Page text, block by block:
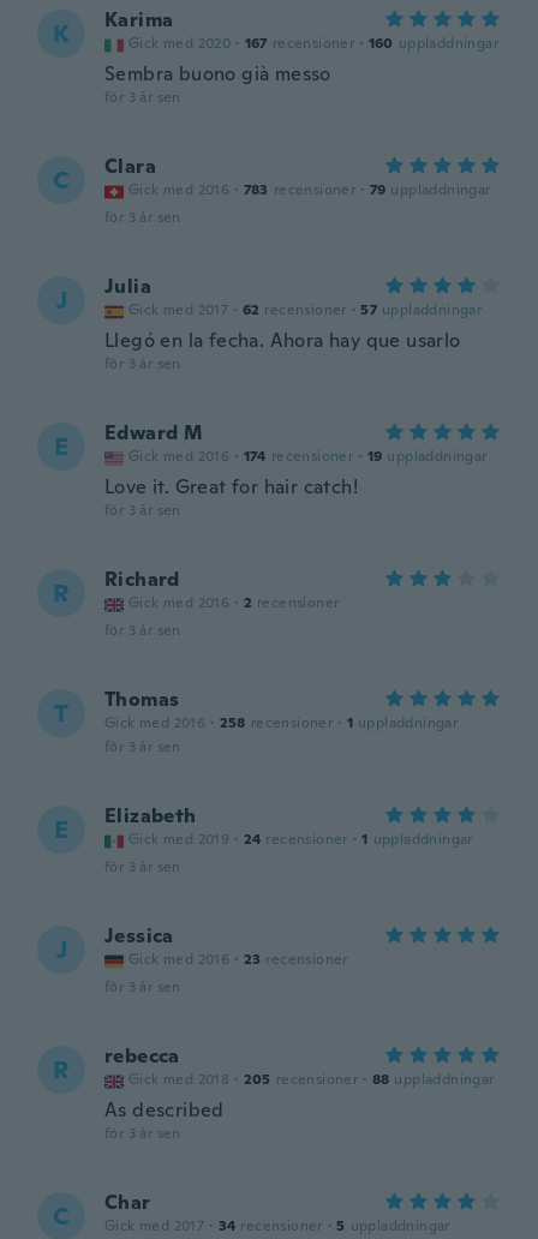
K Karima
Gick med 2020 · 167 recensioner · 160 uppladdningar
Sembra buono già messo
för 3 år sen
C Clara
Gick med 2016 · 783 recensioner · 79 uppladdningar
för 3 år sen
J Julia
Gick med 2017 · 62 recensioner · 57 uppladdningar
Llegó en la fecha. Ahora hay que usarlo
för 3 år sen
E Edward M
Gick med 2016 · 174 recensioner · 19 uppladdningar
Love it. Great for hair catch!
för 3 år sen
R Richard
Gick med 2016 · 2 recensioner
för 3 år sen
T Thomas
Gick med 2016 · 258 recensioner · 1 uppladdningar
för 3 år sen
E Elizabeth
Gick med 2019 · 24 recensioner · 1 uppladdningar
för 3 år sen
J Jessica
Gick med 2016 · 23 recensioner
för 3 år sen
R rebecca
Gick med 2018 · 205 recensioner · 88 uppladdningar
As described
för 3 år sen
C Char
Gick med 2017 · 34 recensioner · 5 uppladdningar